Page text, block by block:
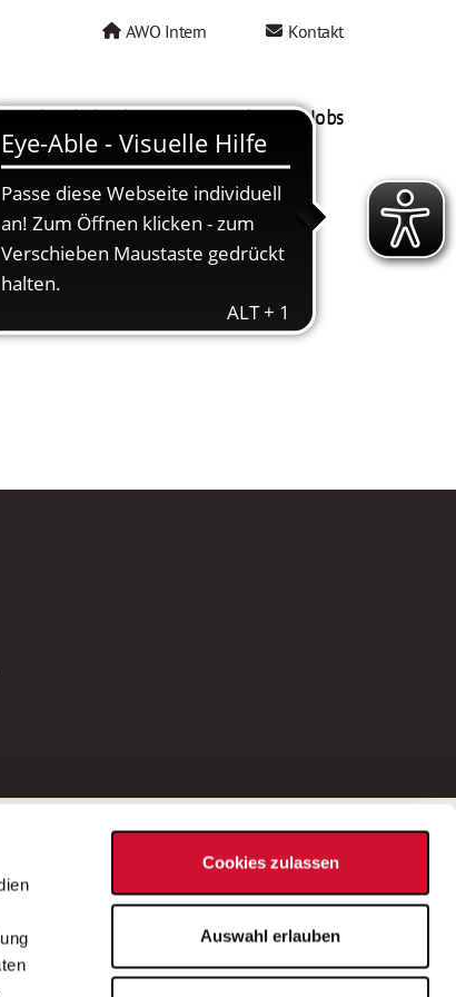
Cookies zulassen
Auswahl erlauben
AWO Intern Kontakt
als Arbeitgeber Mein AWO Jobs
Bei Fragen zu einer Stellenausschreibung
wenden Sie sich bitte an die*den in der
Stellenausschreibung genannte*n